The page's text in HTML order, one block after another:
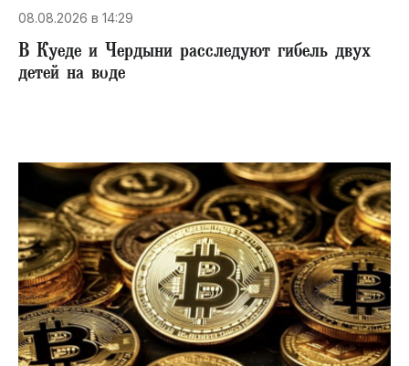
08.08.2026 в 14:29
В Куеде и Чердыни расследуют гибель двух
детей на воде